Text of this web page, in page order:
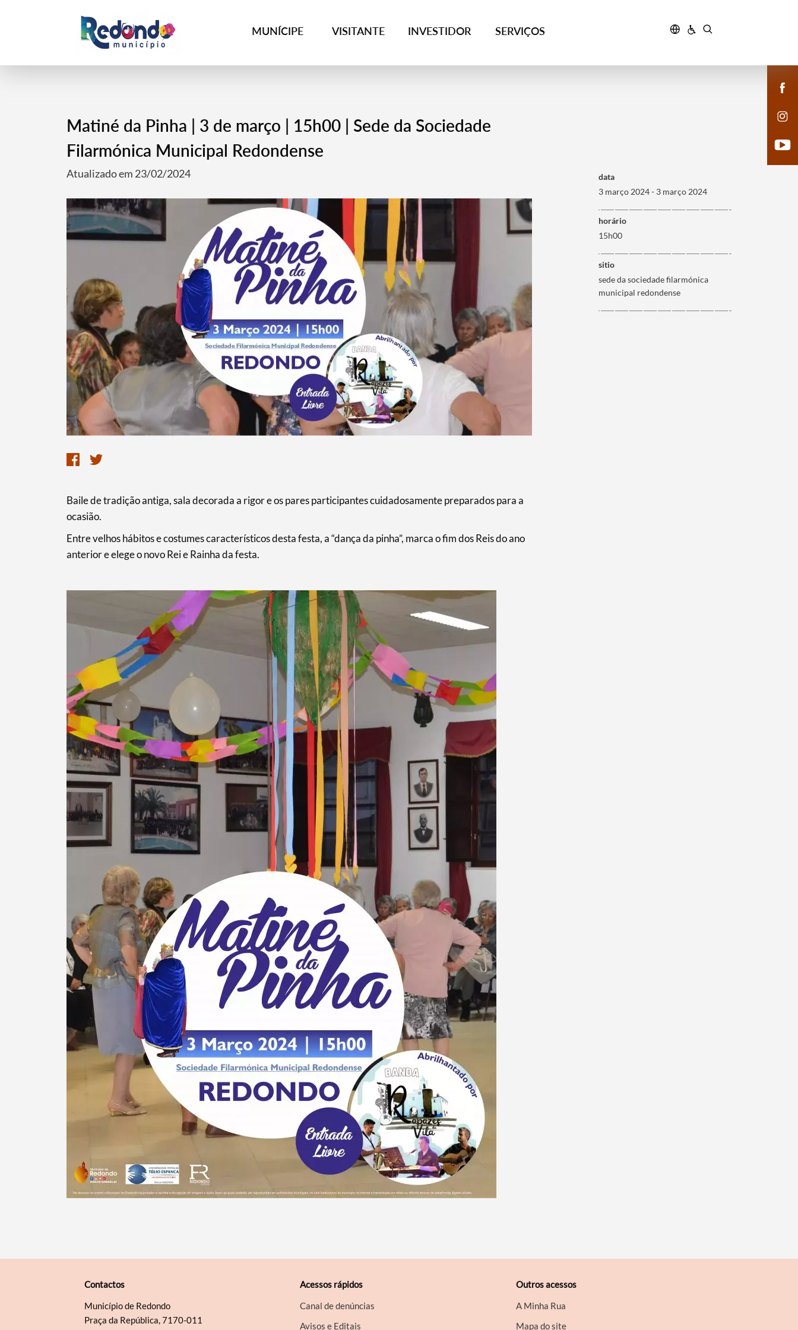
MUNÍCIPE VISITANTE INVESTIDOR SERVIÇOS
Termo de Pesquisa
Categorias gerais
Filtros
Matiné da Pinha | 3 de março | 15h00 | Sede da Sociedade
Filarmónica Municipal Redondense
Atualizado em 23/02/2024
Baile de tradição antiga, sala decorada a rigor e os pares participantes cuidadosamente preparados para a
ocasião.
Entre velhos hábitos e costumes característicos desta festa, a “dança da pinha”, marca o fim dos Reis do ano
anterior e elege o novo Rei e Rainha da festa.
data
3 março 2024 - 3 março 2024
horário
15h00
sitio
sede da sociedade filarmónica
municipal redondense
Contactos
Município de Redondo
Praça da República, 7170-011
Acessos rápidos
Canal de denúncias
Avisos e Editais
Outros acessos
A Minha Rua
Mapa do site